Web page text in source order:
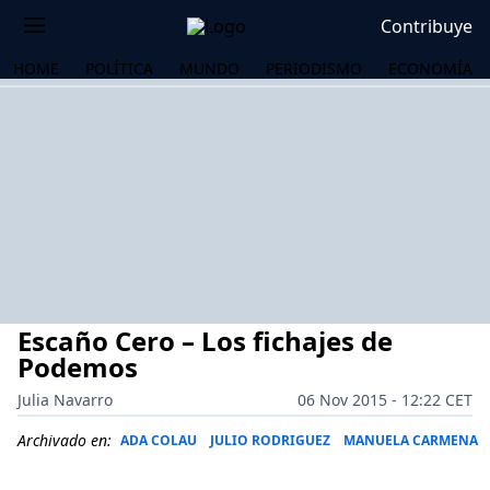
Contribuye
HOME POLÍTICA MUNDO PERIODISMO ECONOMÍA
Escaño Cero – Los fichajes de
Podemos
Julia Navarro
06 Nov 2015 - 12:22 CET
Archivado en: ADA COLAU JULIO RODRIGUEZ MANUELA CARMENA